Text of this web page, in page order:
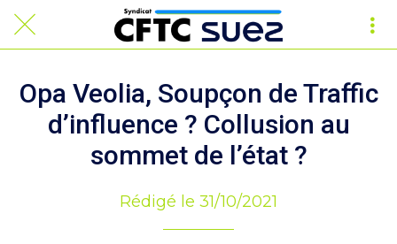
Opa Veolia, Soupçon de Traffic
d’influence ? Collusion au
sommet de l’état ?
Rédigé le 31/10/2021